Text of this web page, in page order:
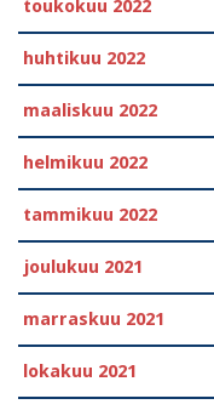
toukokuu 2022
huhtikuu 2022
maaliskuu 2022
helmikuu 2022
tammikuu 2022
joulukuu 2021
marraskuu 2021
lokakuu 2021